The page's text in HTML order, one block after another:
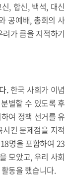
, 합신, 백석, 대신
공예배, 총회의 사
가 큼을 지적하기
.한국 사회가 이념
별할 수 있도록 후
여 정책 선거를 유
킨 문제점을 지적
명을 포함하여 23
모았고, 우리 사회
동을 했습니다.